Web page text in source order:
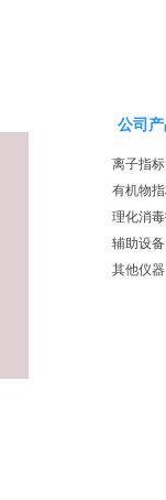
公司
离子指标
有机物
理化消
辅助设备
其他仪器